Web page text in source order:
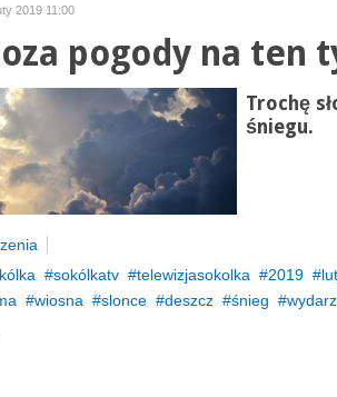
2019 11:00
pogody na ten
Trochę
śniegu.
sokólkatv telewizjasokolka 2019
wiosna slonce deszcz śnieg